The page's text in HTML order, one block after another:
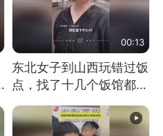
00:13
东北女子到山西玩错过饭
点，找了十几个饭馆都没